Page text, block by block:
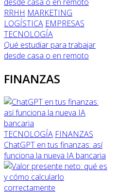
RRHH MARKETING
LOGÍSTICA EMPRESAS
TECNOLOGÍA
Qué estudiar para trabajar
desde casa o en remoto
FINANZAS
TECNOLOGÍA FINANZAS
ChatGPT en tus finanzas: así
funciona la nueva IA bancaria